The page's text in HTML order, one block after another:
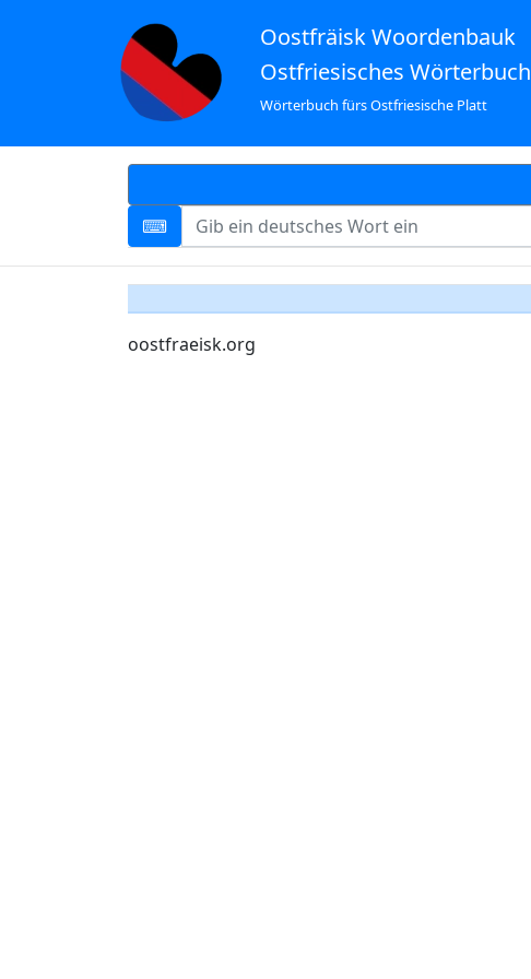
Oostfräisk Woordenbauk
Ostfriesisches Wörterbuch
Wörterbuch fürs Ostfriesische Platt
oostfraeisk.org